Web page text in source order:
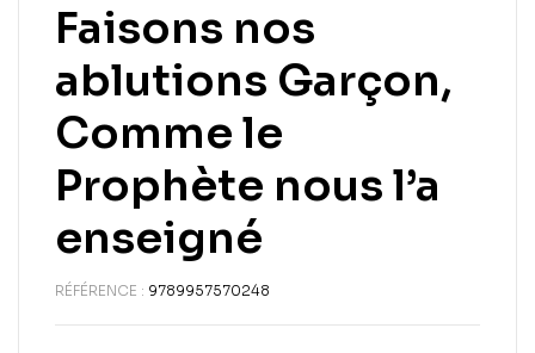
Faisons nos
ablutions Garçon,
Comme le
Prophète nous l’a
enseigné
RÉFÉRENCE : 9789957570248